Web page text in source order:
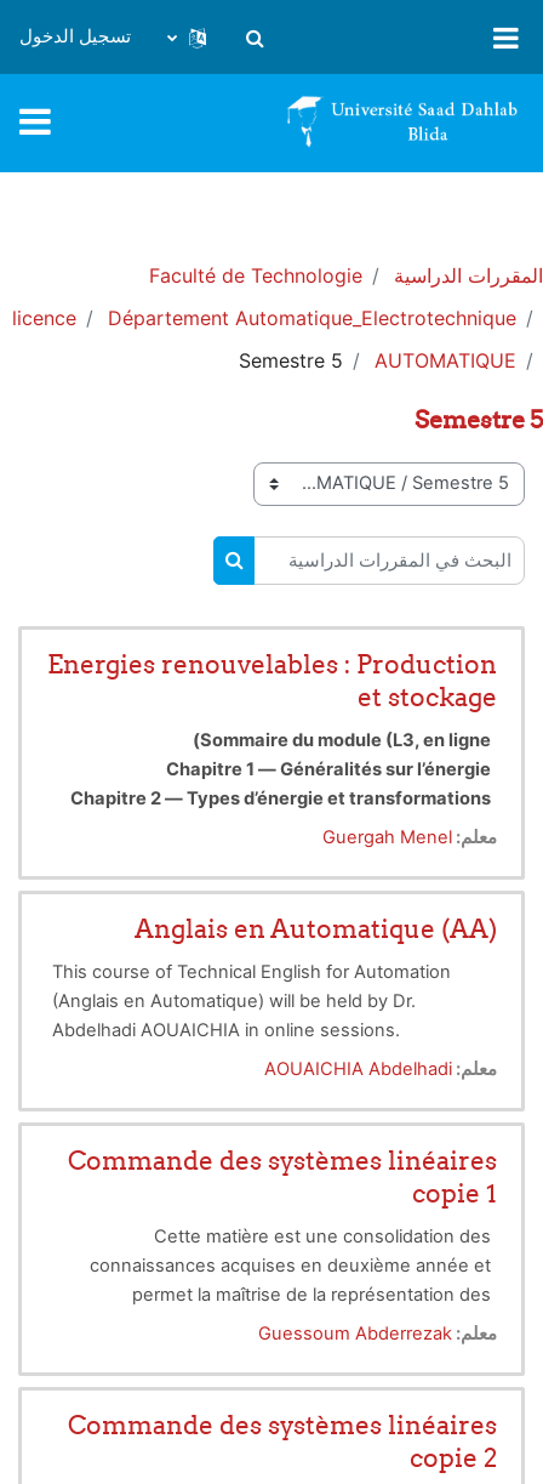
تبديل إدخال البحث
تسجيل الدخول
المقررات الدراسية
Faculté de Technologie
Département Automatique_Electrotechnique
licence
AUTOMATIQUE
Semestre 5
Semestre 5
تصنيفات المقررات
البحث في المقررات الدراسية
البحث في المقررات الدراسية
Energies renouvelables : Production
et stockage
Sommaire du module (L3, en ligne)
Chapitre 1 — Généralités sur l’énergie
Chapitre 2 — Types d’énergie et transformations
Chapitre 3 — Principales sources de production
Chapitre 4 — Principes de production à partir du
solaire et de l’éolien
Chapitre 5 — Sources d’énergie autonomes avec
systèmes de stockage
معلم: Guergah Menel
Anglais en Automatique (AA)
This course of Technical English for Automation
(Anglais en Automatique) will be held by Dr.
Abdelhadi AOUAICHIA in online sessions.
The grade of this course is 100% of the final exam.
points.
معلم: AOUAICHIA Abdelhadi
Commande des systèmes linéaires
copie 1
Cette matière est une consolidation des
connaissances acquises en deuxième année et
permet la maîtrise de la représentation des
systèmes dynamiques et de leurs propriétés dans
méthodes d'analyse et de synthèse des systèmes
de commande.
معلم: Guessoum Abderrezak
Commande des systèmes linéaires
copie 2